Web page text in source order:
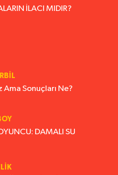
İLACI MIDIR?
Ama Sonuçları Ne?
DAMALI SU